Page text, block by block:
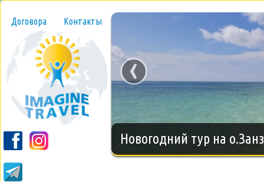
Договора Контакты
Новогодний тур на
‹